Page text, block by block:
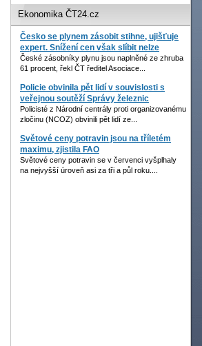
Ekonomika ČT24.cz
Česko se plynem zásobit stihne, ujišťuje
expert. Snížení cen však slíbit nelze
České zásobníky plynu jsou naplněné ze zhruba
61 procent, řekl ČT ředitel Asociace...
Policie obvinila pět lidí v souvislosti s
veřejnou soutěží Správy železnic
Policisté z Národní centrály proti organizovanému
zločinu (NCOZ) obvinili pět lidí ze...
Světové ceny potravin jsou na tříletém
maximu, zjistila FAO
Světové ceny potravin se v červenci vyšplhaly
na nejvyšší úroveň asi za tři a půl roku....